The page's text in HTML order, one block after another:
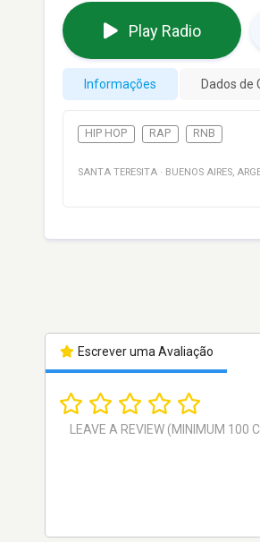
Play Radio
Informações Dados de
HIP HOP RAP RNB
SANTA TERESITA · BUENOS AIRES,
Escrever uma Avaliação